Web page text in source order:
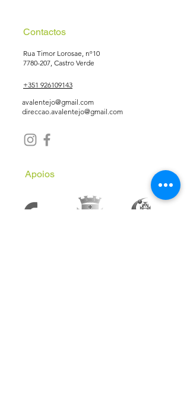
Contactos
Rua Timor Lorosae, nº10
7780-207, Castro Verde
+351 926109143
avalentejo@gmail.com
direccao.avalentejo@gmail.com
Apoios